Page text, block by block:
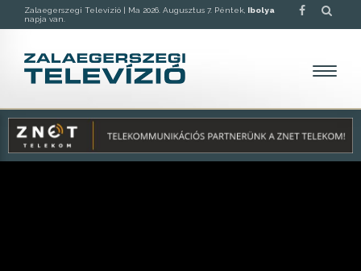
Zalaegerszegi Televízió | Ma 2026. Augusztus 7. Péntek, Ibolya
napja van.